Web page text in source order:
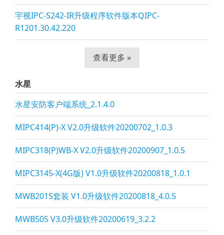
宇视IPC-S242-IR升级程序软件版本QIPC-
R1201.30.42.220
查看更多 »
水星
水星安防客户端系统_2.1.4.0
MIPC414(P)-X V2.0升级软件20200702_1.0.3
MIPC318(P)WB-X V2.0升级软件20200907_1.0.5
MIPC3145-X(4G版) V1.0升级软件20200818_1.0.1
MWB201S套装 V1.0升级软件20200818_4.0.5
MWB505 V3.0升级软件20200619_3.2.2